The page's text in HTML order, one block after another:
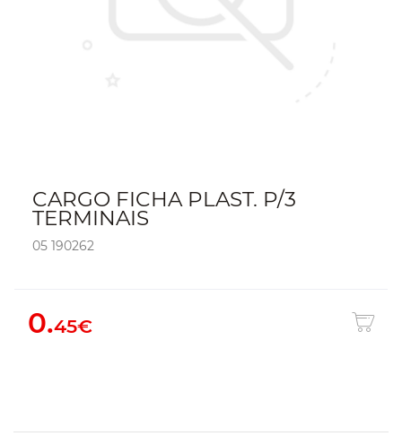
CARGO FICHA PLAST. P/3
TERMINAIS
05 190262
0.45€